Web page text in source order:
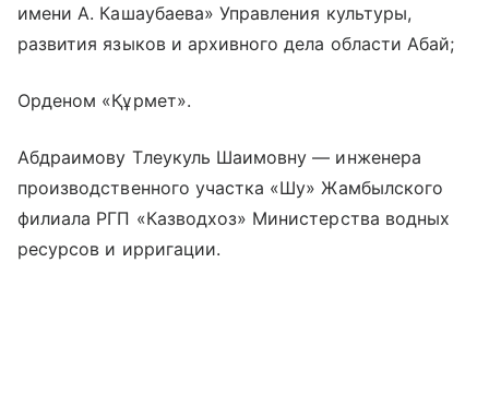
имени А. Кашаубаева» Управления культуры,
развития языков и архивного дела области Абай;
Орденом «Құрмет».
Абдраимову Тлеукуль Шаимовну — инженера
производственного участка «Шу» Жамбылского
филиала РГП «Казводхоз» Министерства водных
ресурсов и ирригации.